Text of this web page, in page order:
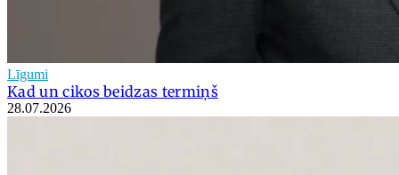
Līgumi
Kad un cikos beidzas termiņš
28.07.2026